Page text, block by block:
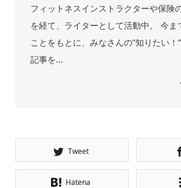
フィットネスインストラクターや保険
を経て、ライターとして活動中。 今ま
ことをもとに、みなさんの”知りたい！
記事を...
Tweet
Hatena